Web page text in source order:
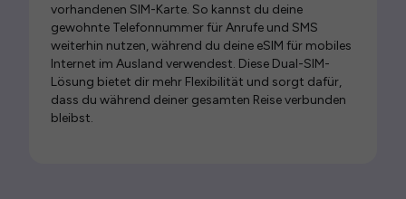
vorhandenen SIM-Karte. So kannst du deine
gewohnte Telefonnummer für Anrufe und SMS
weiterhin nutzen, während du deine eSIM für mobiles
Internet im Ausland verwendest. Diese Dual-SIM-
Lösung bietet dir mehr Flexibilität und sorgt dafür,
dass du während deiner gesamten Reise verbunden
bleibst.